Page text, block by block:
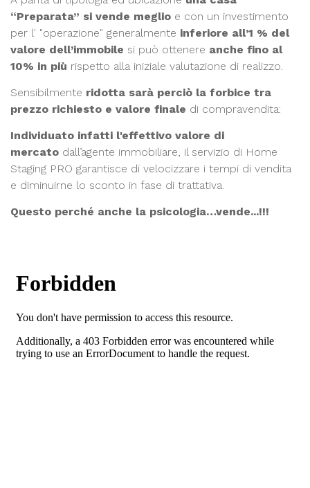
“Preparata” si vende meglio e con un investimento
per l' "operazione" generalmente inferiore all’1 % del
valore dell’immobile si può ottenere anche fino al
10% in più rispetto alla iniziale valutazione di realizzo.
Sensibilmente ridotta sarà perciò la forbice tra
prezzo richiesto e valore finale di compravendita:
Individuato infatti l'effettivo valore di
mercato dall’agente immobiliare, il servizio di Home
Staging PRO garantisce di velocizzare i tempi di vendita
e diminuirne lo sconto in fase di trattativa.
Questo perché anche la psicologia…vende...!!!